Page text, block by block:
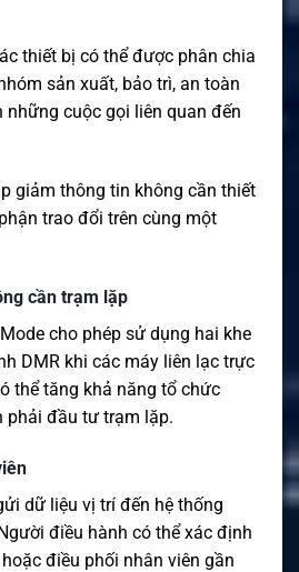
thiết bị có thể được phân chia
sản xuất, bảo trì, an toàn
những cuộc gọi liên quan đến
giảm thông tin không cần thiết
trao đổi trên cùng một
cần trạm lặp
cho phép sử dụng hai khe
DMR khi các máy liên lạc trực
thể tăng khả năng tổ chức
phải đầu tư trạm lặp.
dữ liệu vị trí đến hệ thống
điều hành có thể xác định
điều phối nhân viên gần